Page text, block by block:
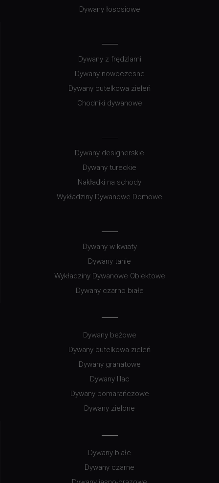
Dywany łososiowe
Dywany z frędzlami
Dywany nowoczesne
Dywany butelkowa zieleń
Chodniki dywanowe
Dywany designerskie
Dywany tureckie
Nakładki na schody
Wykładziny Dywanowe Domowe
Dywany w kwiaty
Dywany tanie
Wykładziny Dywanowe Obiektowe
Dywany czarno białe
Dywany beżowe
Dywany butelkowa zieleń
Dywany granatowe
Dywany lilac
Dywany pomarańczowe
Dywany zielone
Dywany białe
Dywany czarne